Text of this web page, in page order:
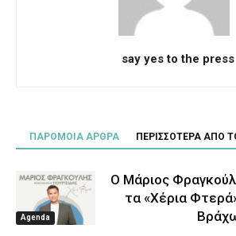
say yes to the press
ΠΑΡΟΜΟΙΑ ΑΡΘΡΑ ΠΕΡΙΣΣΟΤΕΡΑ ΑΠΟ
Agenda
Ο Μάριος
τα «Χέρια